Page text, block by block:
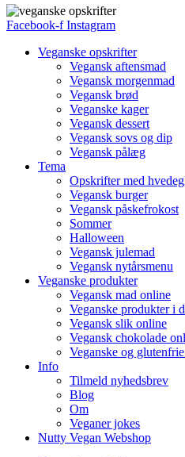
Facebook-f Instagram
Veganske opskrifter
Vegansk aftensmad
Vegansk morgenmad
Vegansk brød
Veganske kager
Vegansk dessert
Vegansk sovs og dip
Vegansk pålæg
Tema
Opskrifter med
Vegansk burger
Vegansk påskefrokost
Sommer
Halloween
Vegansk julemad
Vegansk nytårsmenu
Veganske produkter
Vegansk mad online
Veganske produkter i
Vegansk slik online
Vegansk chokolade
Veganske og
Info
Tilmeld nyhedsbrev
Blog
Om
Veganer jokes
Nutty Vegan Webshop